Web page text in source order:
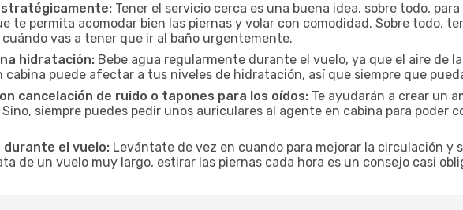
Tener el servicio cerca es una buena idea, sobre todo,
te permita acomodar bien las piernas y volar con comodidad. Sobre todo,
vas a tener que ir al baño urgentemente.
hidratación: Bebe agua regularmente durante el vuelo, ya que el aire de
cabina puede afectar a tus niveles de hidratación, así que siempre que
cancelación de ruido o tapones para los oídos: Te ayudarán a crear un
siempre puedes pedir unos auriculares al agente en cabina para poder
el vuelo: Levántate de vez en cuando para mejorar la circulación y
de un vuelo muy largo, estirar las piernas cada hora es un consejo casi